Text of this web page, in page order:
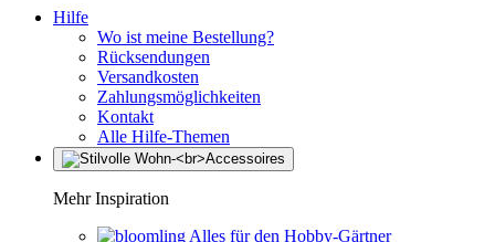
Hilfe
Wo ist meine Bestellung?
Rücksendungen
Versandkosten
Zahlungsmöglichkeiten
Kontakt
Alle Hilfe-Themen
Mehr Inspiration
Alles für den Hobby-Gärtner